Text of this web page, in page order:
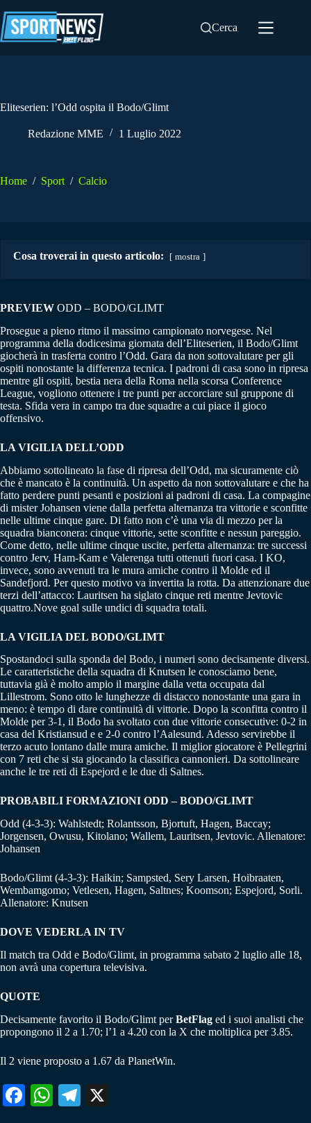
al
contenuto
Cerca
Eliteserien: l’Odd ospita il Bodo/Glimt
Redazione MME 1 Luglio 2022
Home / Sport / Calcio
Cosa troverai in questo articolo: mostra
PREVIEW ODD – BODO/GLIMT
Prosegue a pieno ritmo il massimo campionato norvegese. Nel
programma della dodicesima giornata dell’Eliteserien, il Bodo/Glimt
giocherà in trasferta contro l’Odd. Gara da non sottovalutare per gli
ospiti nonostante la differenza tecnica. I padroni di casa sono in ripresa
mentre gli ospiti, bestia nera della Roma nella scorsa Conference
League, vogliono ottenere i tre punti per accorciare sul gruppone di
testa. Sfida vera in campo tra due squadre a cui piace il gioco
offensivo.
LA VIGILIA DELL’ODD
Abbiamo sottolineato la fase di ripresa dell’Odd, ma sicuramente ciò
che è mancato è la continuità. Un aspetto da non sottovalutare e che ha
fatto perdere punti pesanti e posizioni ai padroni di casa. La compagine
di mister Johansen viene dalla perfetta alternanza tra vittorie e sconfitte
nelle ultime cinque gare. Di fatto non c’è una via di mezzo per la
squadra bianconera: cinque vittorie, sette sconfitte e nessun pareggio.
Come detto, nelle ultime cinque uscite, perfetta alternanza: tre successi
contro Jerv, Ham-Kam e Valerenga tutti ottenuti fuori casa. I KO,
invece, sono avvenuti tra le mura amiche contro il Molde ed il
Sandefjord. Per questo motivo va invertita la rotta. Da attenzionare due
terzi dell’attacco: Lauritsen ha siglato cinque reti mentre Jevtovic
quattro.Nove goal sulle undici di squadra totali.
LA VIGILIA DEL BODO/GLIMT
Spostandoci sulla sponda del Bodo, i numeri sono decisamente diversi.
Le caratteristiche della squadra di Knutsen le conosciamo bene,
tuttavia già è molto ampio il margine dalla vetta occupata dal
Lillestrom. Sono otto le lunghezze di distacco nonostante una gara in
meno: è tempo di dare continuità di vittorie. Dopo la sconfitta contro il
Molde per 3-1, il Bodo ha svoltato con due vittorie consecutive: 0-2 in
casa del Kristiansud e e 2-0 contro l’Aalesund. Adesso servirebbe il
terzo acuto lontano dalle mura amiche. Il miglior giocatore è Pellegrini
con 7 reti che si sta giocando la classifica cannonieri. Da sottolineare
anche le tre reti di Espejord e le due di Saltnes.
PROBABILI FORMAZIONI ODD – BODO/GLIMT
Odd (4-3-3): Wahlstedt; Rolantsson, Bjortuft, Hagen, Baccay;
Jorgensen, Owusu, Kitolano; Wallem, Lauritsen, Jevtovic. Allenatore:
Johansen
Bodo/Glimt (4-3-3): Haikin; Sampsted, Sery Larsen, Hoibraaten,
Wembamgomo; Vetlesen, Hagen, Saltnes; Koomson; Espejord, Sorli.
Allenatore: Knutsen
DOVE VEDERLA IN TV
Il match tra Odd e Bodo/Glimt, in programma sabato 2 luglio alle 18,
non avrà una copertura televisiva.
QUOTE
Decisamente favorito il Bodo/Glimt perBetFlag ed i suoi analisti che
propongono il 2 a 1.70; l’1 a 4.20 con la X che moltiplica per 3.85.
Il 2 viene proposto a 1.67 da PlanetWin.
Fa W
Te